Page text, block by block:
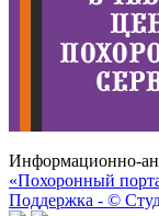
Информационно-
«Похоронный
Поддержка - ©